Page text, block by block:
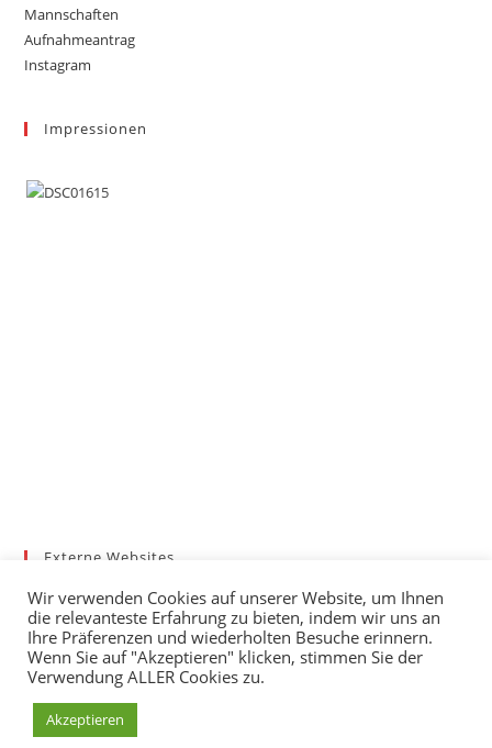
Mannschaften
Aufnahmeantrag
Instagram
Impressionen
Externe Websites
Gemeinde March
Wetter
mybigpoint
Wir verwenden Cookies auf unserer Website, um Ihnen
die relevanteste Erfahrung zu bieten, indem wir uns an
Ihre Präferenzen und wiederholten Besuche erinnern.
Wenn Sie auf "Akzeptieren" klicken, stimmen Sie der
Verwendung ALLER Cookies zu.
Akzeptieren